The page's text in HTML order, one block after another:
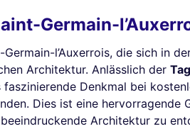
Germain-
Germain-l’Auxerrois, die sich in
Architektur. Anlässlich der
faszinierende Denkmal bei
Dies ist eine hervorragende
Architektur zu